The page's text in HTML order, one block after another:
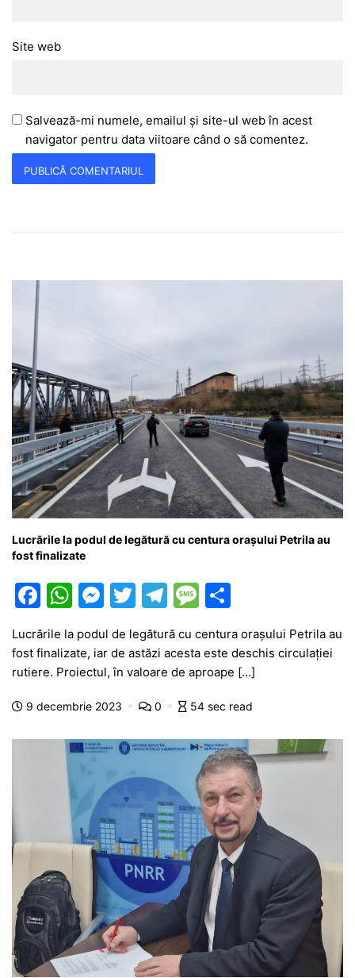
Site web
Salvează-mi numele, emailul și site-ul web în acest
navigator pentru data viitoare când o să comentez.
Lucrările la podul de legătură cu centura orașului Petrila au
fost finalizate
F
c
e
b
o
o
W
at
s
A
p
p
M
s
s
e
n
g
er
T
itt
er
T
e
gr
a
m
M
s
s
a
g
e
ta
je
a
z
ă
Lucrările la podul de legătură cu centura orașului Petrila au
fost finalizate, iar de astăzi acesta este deschis circulației
rutiere. Proiectul, în valoare de aproape […]
9 decembrie 2023 0 54 sec read